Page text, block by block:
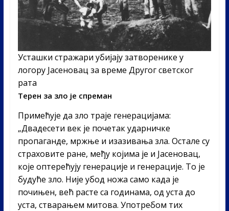
Усташки стражари убијају затворенике у
логору Јасеновац за време Другог светског
рата
Терен за зло је спреман
Примећује да зло траје генерацијама:
„Двадесети век је почетак ударничке
пропаганде, мржње и изазивања зла. Остале су
страховите ране, међу којима је и Јасеновац,
које оптерећују генерације и генерације. То је
будуће зло. Није убод ножа само када је
почињен, већ расте са годинама, од уста до
уста, стварањем митова. Употребом тих